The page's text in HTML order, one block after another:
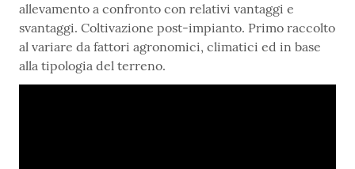
allevamento a confronto con relativi vantaggi e
svantaggi. Coltivazione post-impianto. Primo raccolto
al variare da fattori agronomici, climatici ed in base
alla tipologia del terreno.